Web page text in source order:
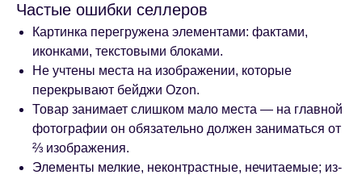
Частые ошибки селлеров
Картинка перегружена элементами: фактами,
иконками, текстовыми блоками.
Не учтены места на изображении, которые
перекрывают бейджи Ozon.
Товар занимает слишком мало места — на главной
фотографии он обязательно должен заниматься от
⅔ изображения.
Элементы мелкие, неконтрастные, нечитаемые; из-